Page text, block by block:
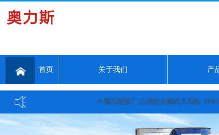
首页 关于我们 产
十堰万能胶厂 山灵款头戴式大耳机, HW600平板